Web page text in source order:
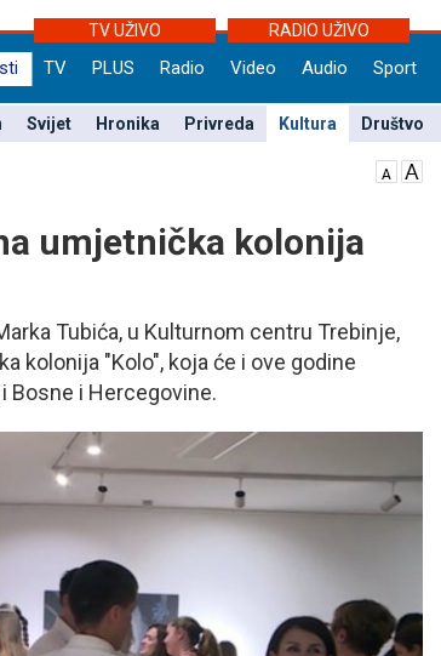
TV UŽIVO
RADIO UŽIVO
TV PLUS Radio Video Audio Sport
Svijet Hronika Privreda Kultura Društvo
umjetnička kolonija
Tubića, u Kulturnom centru Trebinje,
kolonija "Kolo", koja će i ove godine
Bosne i Hercegovine.